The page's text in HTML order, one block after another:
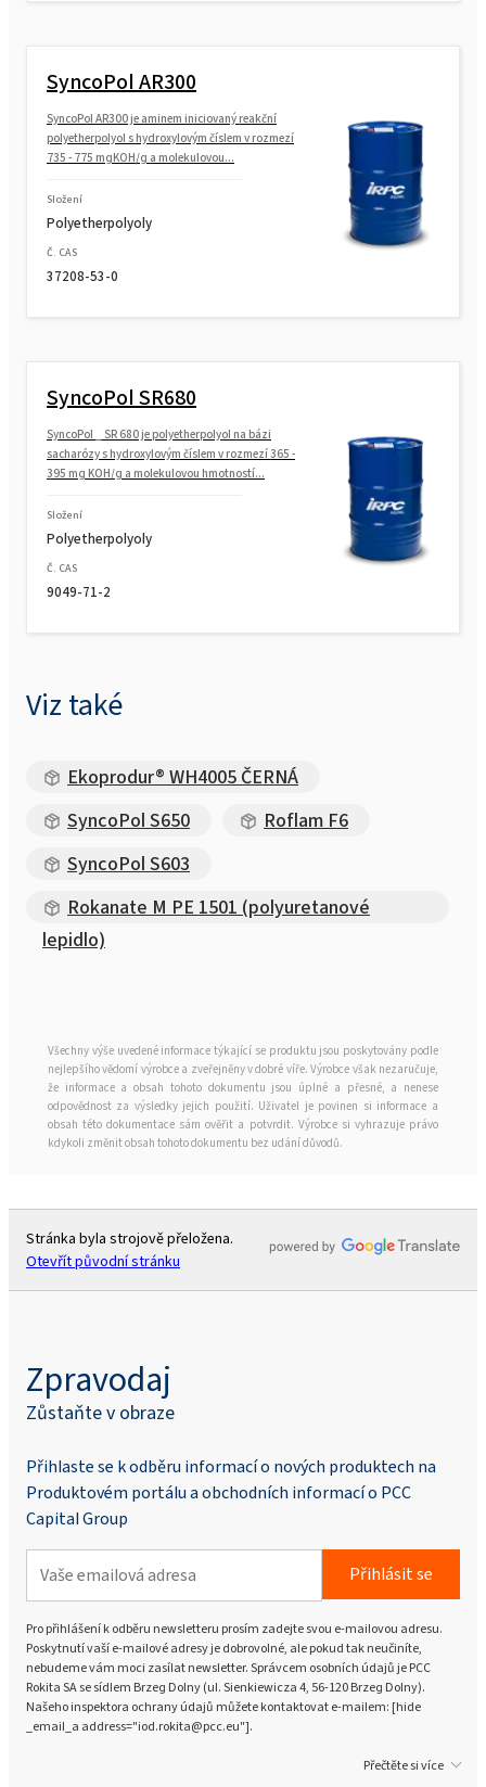
SyncoPol AR300
SyncoPol AR300 je aminem iniciovaný reakční
polyetherpolyol s hydroxylovým číslem v rozmezí
735 - 775 mgKOH/g a molekulovou...
Složení
Polyetherpolyoly
Č. CAS
37208-53-0
SyncoPol SR680
SyncoPol _ SR 680 je polyetherpolyol na bázi
sacharózy s hydroxylovým číslem v rozmezí 365 -
395 mg KOH/g a molekulovou hmotností...
Složení
Polyetherpolyoly
Č. CAS
9049-71-2
Viz také
Ekoprodur® WH4005 ČERNÁ
SyncoPol S650
Roflam F6
SyncoPol S603
Rokanate M PE 1501 (polyuretanové
lepidlo)
Všechny výše uvedené informace týkající se produktu jsou poskytovány podle
nejlepšího vědomí výrobce a zveřejněny v dobré víře. Výrobce však nezaručuje,
že informace a obsah tohoto dokumentu jsou úplné a přesné, a nenese
odpovědnost za výsledky jejich použití. Uživatel je povinen si informace a
obsah této dokumentace sám ověřit a potvrdit. Výrobce si vyhrazuje právo
kdykoli změnit obsah tohoto dokumentu bez udání důvodů.
Stránka byla strojově přeložena.
Otevřít původní stránku
Zpravodaj
Zůstaňte v obraze
Přihlaste se k odběru informací o nových produktech na
Produktovém portálu a obchodních informací o PCC
Capital Group
Přihlásit se
Pro přihlášení k odběru newsletteru prosím zadejte svou e-mailovou adresu.
Poskytnutí vaší e-mailové adresy je dobrovolné, ale pokud tak neučiníte,
nebudeme vám moci zasílat newsletter. Správcem osobních údajů je PCC
Rokita SA se sídlem Brzeg Dolny (ul. Sienkiewicza 4, 56-120 Brzeg Dolny).
Našeho inspektora ochrany údajů můžete kontaktovat e-mailem: [hide
_email_a address="iod.rokita@pcc.eu"].
Přečtěte si více